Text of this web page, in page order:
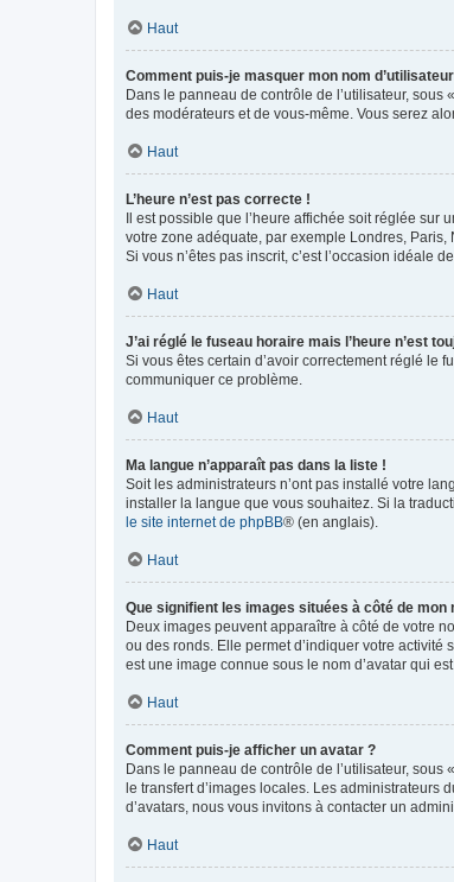
Haut
Comment puis-je masquer mon nom
Dans le panneau de contrôle de l’utilisateur, sous
des modérateurs et de vous-même. Vous serez
Haut
L’heure n’est pas correcte !
Il est possible que l’heure affichée soit réglée sur
votre zone adéquate, par exemple Londres, Paris,
Si vous n’êtes pas inscrit, c’est l’occasion idéale
Haut
J’ai réglé le fuseau horaire mais l’heure n’est
Si vous êtes certain d’avoir correctement réglé le
communiquer ce problème.
Haut
Ma langue n’apparaît pas dans la liste !
Soit les administrateurs n’ont pas installé votre
installer la langue que vous souhaitez. Si la
le site internet de phpBB® (en anglais).
Haut
Que signifient les images situées à côté de mon
Deux images peuvent apparaître à côté de votre
ou des ronds. Elle permet d’indiquer votre
est une image connue sous le nom d’avatar qui
Haut
Comment puis-je afficher un avatar ?
Dans le panneau de contrôle de l’utilisateur,
le transfert d’images locales. Les administrateurs
d’avatars, nous vous invitons à contacter un
Haut